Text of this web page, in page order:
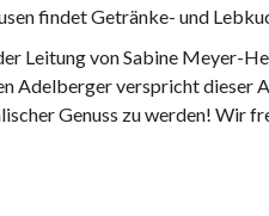
findet Getränke- und
Leitung von Sabine Meyer-
Adelberger verspricht dieser
Genuss zu werden! Wir